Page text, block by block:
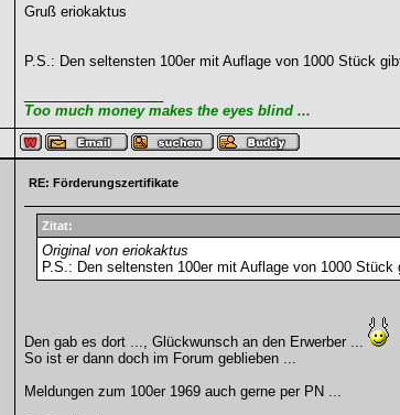
Gruß eriokaktus
P.S.: Den seltensten 100er mit Auflage von 1000 Stück
Too much money makes the eyes blind ...
RE: Förderungszertifikate
Zitat:
Original von eriokaktus
P.S.: Den seltensten 100er mit Auflage von 1000 Stück
Den gab es dort ..., Glückwunsch an den Erwerber ...
So ist er dann doch im Forum geblieben ...
Meldungen zum 100er 1969 auch gerne per PN ...